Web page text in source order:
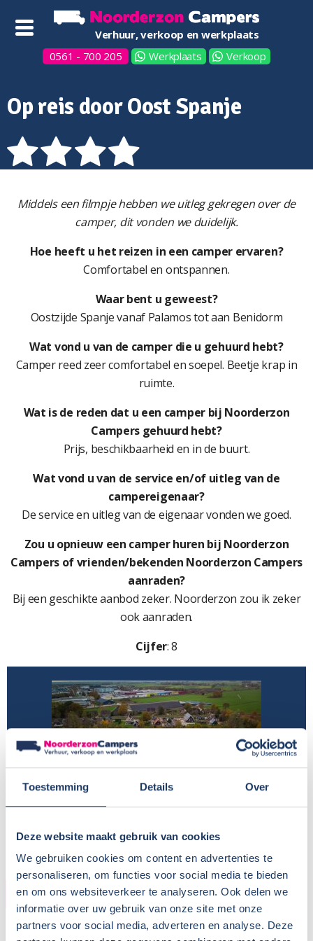
Toestemming Details Over
Deze website maakt gebruik van cookies
We gebruiken cookies om content en advertenties te
personaliseren, om functies voor social media te bieden
en om ons websiteverkeer te analyseren. Ook delen we
informatie over uw gebruik van onze site met onze
partners voor social media, adverteren en analyse. Deze
Verhuur, verkoop en werkplaats
0561 - 700 205
Werkplaats Verkoop
Op reis door Oost Spanje
Middels een filmpje hebben we uitleg gekregen over de
camper, dit vonden we duidelijk.
Hoe heeft u het reizen in een camper ervaren?
Comfortabel en ontspannen.
Waar bent u geweest?
Oostzijde Spanje vanaf Palamos tot aan Benidorm
Wat vond u van de camper die u gehuurd hebt?
Camper reed zeer comfortabel en soepel. Beetje krap in
ruimte.
Wat is de reden dat u een camper bij Noorderzon
Campers gehuurd hebt?
Prijs, beschikbaarheid en in de buurt.
Wat vond u van de service en/of uitleg van de
campereigenaar?
De service en uitleg van de eigenaar vonden we goed.
Zou u opnieuw een camper huren bij Noorderzon
Campers of vrienden/bekenden Noorderzon Campers
aanraden?
Bij een geschikte aanbod zeker. Noorderzon zou ik zeker
ook aanraden.
Cijfer: 8
HUURDER
Naam:
Echtpaar